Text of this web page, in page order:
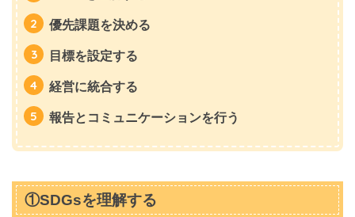
優先課題を決める
目標を設定する
経営に統合する
報告とコミュニケーションを行う
①SDGsを理解する